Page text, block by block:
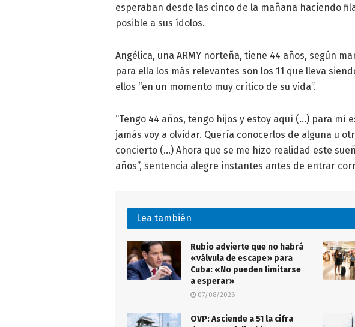
esperaban desde las cinco de la mañana haciendo
posible a sus ídolos.
Angélica, una ARMY norteña, tiene 44 años, según
para ella los más relevantes son los 11 que lleva
ellos “en un momento muy crítico de su vida”.
“Tengo 44 años, tengo hijos y estoy aquí (…) para mí
jamás voy a olvidar. Quería conocerlos de alguna u
concierto (…) Ahora que se me hizo realidad este
años”, sentencia alegre instantes antes de entrar
Lea también
Rubio advierte que no habrá
«válvula de escape» para
Cuba: «No pueden limitarse
a esperar»
07/08/2026
OVP: Asciende a 51 la cifra